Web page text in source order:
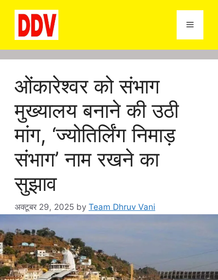
content
Menu
ओंकारेश्वर को संभाग
मुख्यालय बनाने की उठी
मांग, ‘ज्योतिर्लिंग निमाड़
संभाग’ नाम रखने का
सुझाव
अक्टूबर 29, 2025 by Team Dhruv Vani